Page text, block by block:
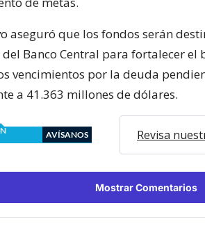
aseguró que los fondos serán
Banco Central para fortalecer el
vencimientos por la deuda
a 41.363 millones de dólares.
AVÍSANOS Revisa
Mostrar Comentarios